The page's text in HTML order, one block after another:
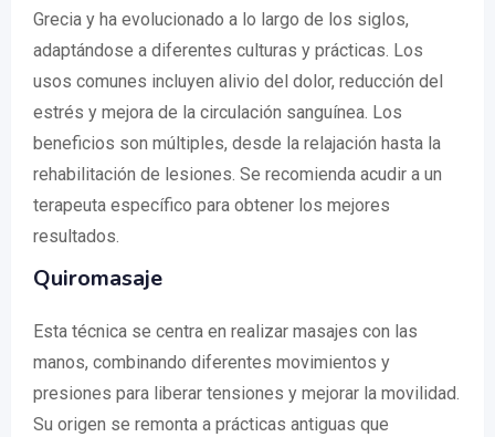
Grecia y ha evolucionado a lo largo de los siglos,
adaptándose a diferentes culturas y prácticas. Los
usos comunes incluyen alivio del dolor, reducción del
estrés y mejora de la circulación sanguínea. Los
beneficios son múltiples, desde la relajación hasta la
rehabilitación de lesiones. Se recomienda acudir a un
terapeuta específico para obtener los mejores
resultados.
Quiromasaje
Esta técnica se centra en realizar masajes con las
manos, combinando diferentes movimientos y
presiones para liberar tensiones y mejorar la movilidad.
Su origen se remonta a prácticas antiguas que